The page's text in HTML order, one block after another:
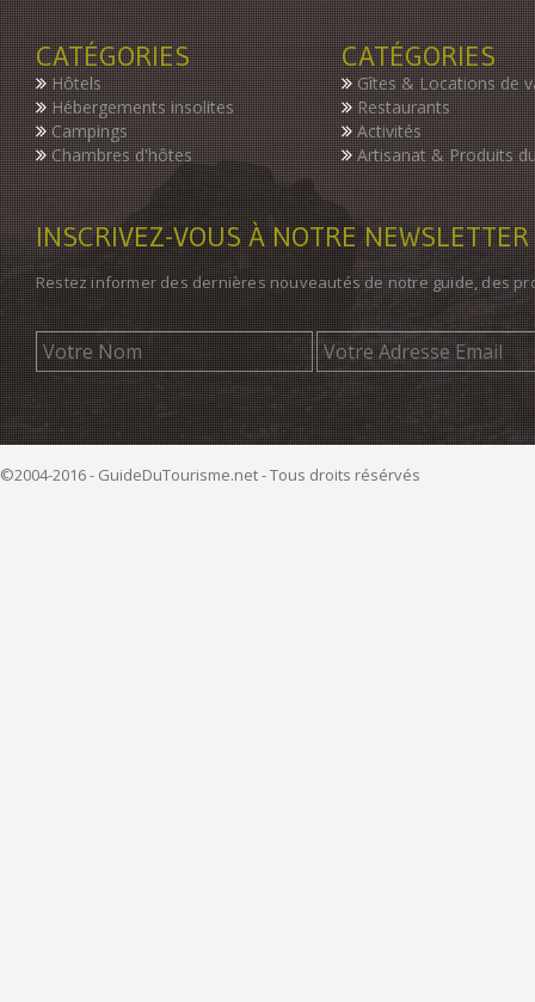
CATÉGORIES
Hôtels
Hébergements insolites
Campings
Chambres d'hôtes
CATÉGORIES
Gîtes & Locations de
Restaurants
Activités
Artisanat & Produits
INSCRIVEZ-VOUS À NOTRE NEWSLETTER
Restez informer des dernières nouveautés de notre guide, des
©2004-2016 - GuideDuTourisme.net - Tous droits résérvés